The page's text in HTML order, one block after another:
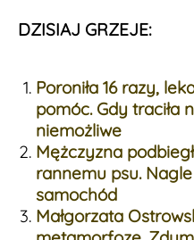
DZISIAJ GRZEJE:
Poroniła 16 razy,
pomóc. Gdy traciła
niemożliwe
Mężczyzna
rannemu psu.
samochód
Małgorzata